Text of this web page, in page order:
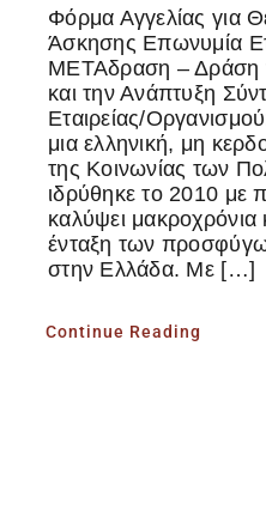
Φόρμα Αγγελίας για
Άσκησης Επωνυμία
ΜΕΤΑδραση – Δράση
και την Ανάπτυξη
Εταιρείας/
μια ελληνική, μη
της Κοινωνίας των
ιδρύθηκε το 2010 με
καλύψει
ένταξη των
στην Ελλάδα. Με […]
Continue Reading